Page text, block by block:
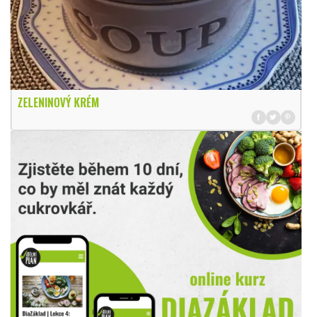
ZELENINOVÝ KRÉM